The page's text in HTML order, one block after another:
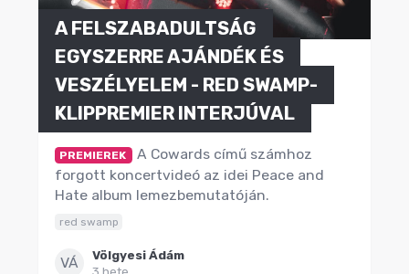
A FELSZABADULTSÁG
EGYSZERRE AJÁNDÉK ÉS
VESZÉLYELEM - RED SWAMP-
KLIPPREMIER INTERJÚVAL
PREMIEREK
A Cowards című számhoz
forgott koncertvideó az idei Peace and
Hate album lemezbemutatóján.
red swamp
VÁ
Völgyesi Ádám